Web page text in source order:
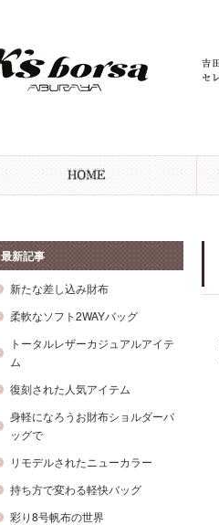
最新記事
新たな差し込み財布
柔軟なソフト2WAYバッグ
トータルレザーカジュアルアイテ
ム
復刻された人気アイテム
身軽になろうお財布ショルダーバ
ッグで
リモデルされたニューカラー
持ち方で変わる軽快バッグ
彩り8号帆布の世界